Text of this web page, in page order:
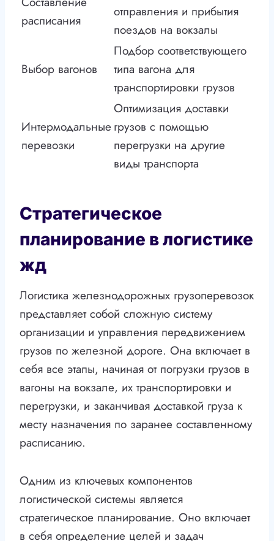
расписания
отправления и прибытия
поездов на вокзалы
Выбор вагонов
Подбор соответствующего
типа вагона для
транспортировки грузов
Интермодальные
перевозки
Оптимизация доставки
грузов с помощью
перегрузки на другие
виды транспорта
Стратегическое
планирование в логистике
жд
Логистика железнодорожных грузоперевозок
представляет собой сложную систему
организации и управления передвижением
грузов по железной дороге. Она включает в
себя все этапы, начиная от погрузки грузов в
вагоны на вокзале, их транспортировки и
перегрузки, и заканчивая доставкой груза к
месту назначения по заранее составленному
расписанию.
Одним из ключевых компонентов
логистической системы является
стратегическое планирование. Оно включает
в себя определение целей и задач